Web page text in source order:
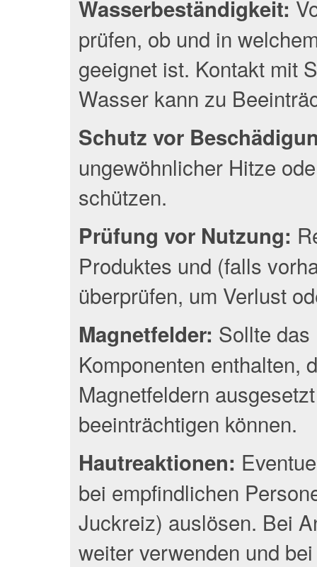
Wasserbeständigkeit:
prüfen, ob und in
geeignet ist. Kontakt mit
Wasser kann zu
Schutz vor
ungewöhnlicher Hitze
schützen.
Prüfung vor Nutzung:
Produktes und (falls
überprüfen, um Verlust
Magnetfelder: Sollte
Komponenten enthalten,
Magnetfeldern
beeinträchtigen können.
Hautreaktionen:
bei empfindlichen
Juckreiz) auslösen. Bei
weiter verwenden und